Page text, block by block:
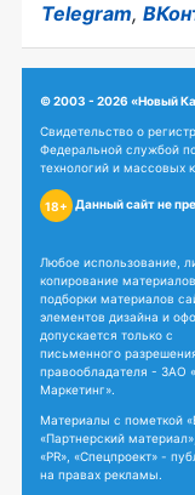
Telegram,
© 2003 - 2026 «Новый
Свидетельство о
Федеральной службой
технологий и массовых
18+ Данный сайт не
Любое использование,
копирование
подборки материалов
элементов дизайна и
допускается только с
письменного
правообладателя - ЗАО
Маркетинг».
Материалы с пометкой
«Партнерский
«PR», «Спецпроект» -
на правах рекламы.